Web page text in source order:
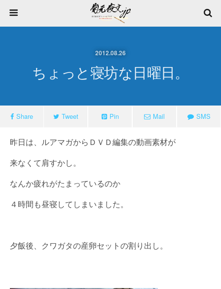
2012.08.26
ちょっと寝坊な日曜日。
Share Tweet Pin Mail SMS
昨日は、ルアマガからＤＶＤ編集の動画素材が
来なくて肩すかし。
なんか疲れがたまっているのか
４時間も昼寝してしまいました。
夕飯後、クワガタの産卵セットの割り出し。